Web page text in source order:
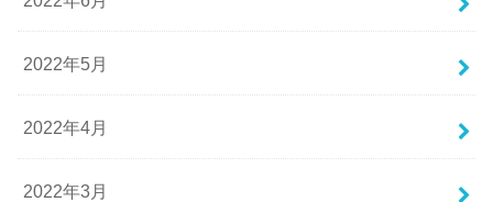
2022年5月
2022年4月
2022年3月